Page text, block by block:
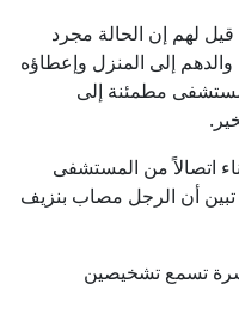
لهم إن الحالة مجرد
إلى المنزل وإعطاؤه
مطمئنة إلى
اتصالاً من المستشفى
تبين أن الرجل مصاب بنزيف
تسمع تشخيصين